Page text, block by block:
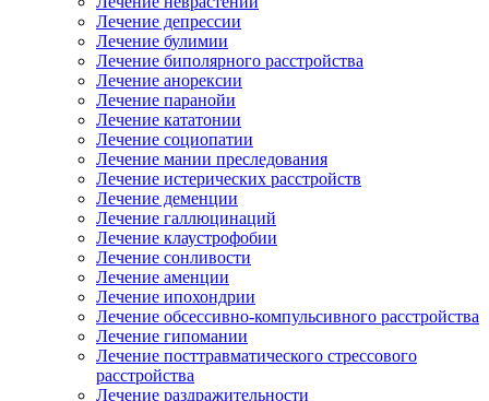
Лечение депрессии
Лечение булимии
Лечение биполярного расстройства
Лечение анорексии
Лечение паранойи
Лечение кататонии
Лечение социопатии
Лечение мании преследования
Лечение истерических расстройств
Лечение деменции
Лечение галлюцинаций
Лечение клаустрофобии
Лечение сонливости
Лечение аменции
Лечение ипохондрии
Лечение обсессивно-компульсивного расстройства
Лечение гипомании
Лечение посттравматического стрессового
расстройства
Лечение раздражительности